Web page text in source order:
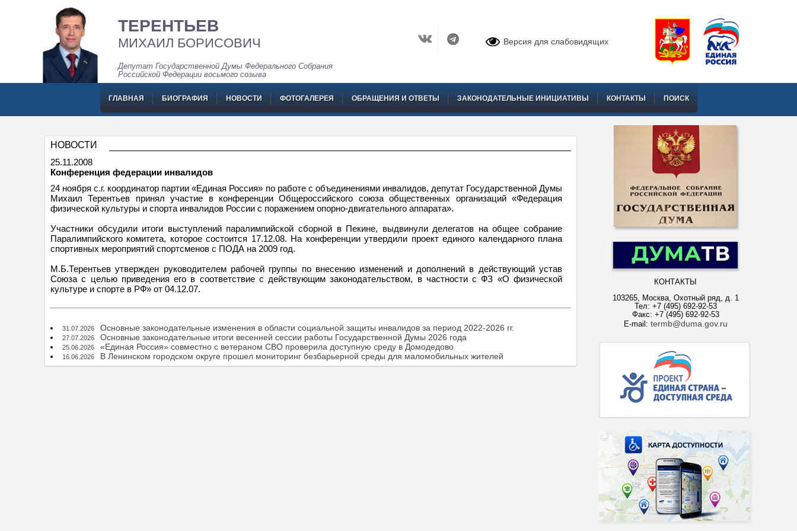
ТЕРЕНТЬЕВ
МИХАИЛ БОРИСОВИЧ
Депутат Государственной Думы Федерального Собрания
Российской Федерации восьмого созыва
Версия для слабовидящих
ГЛАВНАЯ БИОГРАФИЯ НОВОСТИ ФОТОГАЛЕРЕЯ ОБРАЩЕНИЯ И ОТВЕТЫ ЗАКОНОДАТЕЛЬНЫЕ ИНИЦИАТИВЫ КОНТАКТЫ ПОИСК
НОВОСТИ
25.11.2008
Конференция федерации инвалидов
24 ноября с.г. координатор партии «Единая Россия» по работе с объединениями инвалидов, депутат Государственной Думы
Михаил Терентьев принял участие в конференции Общероссийского союза общественных организаций «Федерация
физической культуры и спорта инвалидов России с поражением опорно-двигательного аппарата».
Участники обсудили итоги выступлений паралимпийской сборной в Пекине, выдвинули делегатов на общее собрание
Паралимпийского комитета, которое состоится 17.12.08. На конференции утвердили проект единого календарного плана
спортивных мероприятий спортсменов с ПОДА на 2009 год.
М.Б.Терентьев утвержден руководителем рабочей группы по внесению изменений и дополнений в действующий устав
Союза с целью приведения его в соответствие с действующим законодательством, в частности с ФЗ «О физической
культуре и спорте в РФ» от 04.12.07.
31.07.2026 Основные законодательные изменения в области социальной защиты инвалидов за период 2022-2026 гг.
27.07.2026 Основные законодательные итоги весенней сессии работы Государственной Думы 2026 года
25.06.2026 «Единая Россия» совместно с ветераном СВО проверила доступную среду в Домодедово
16.06.2026 В Ленинском городском округе прошел мониторинг безбарьерной среды для маломобильных жителей
КОНТАКТЫ
103265, Москва, Охотный ряд, д. 1
Тел: +7 (495) 692-92-53
Факс: +7 (495) 692-92-53
E-mail: termb@duma.gov.ru